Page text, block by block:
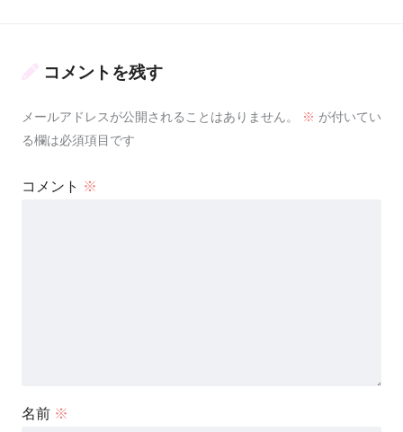
コメントを残す
メールアドレスが公開されることはありません。 ※ が付いてい
る欄は必須項目です
コメント ※
名前 ※